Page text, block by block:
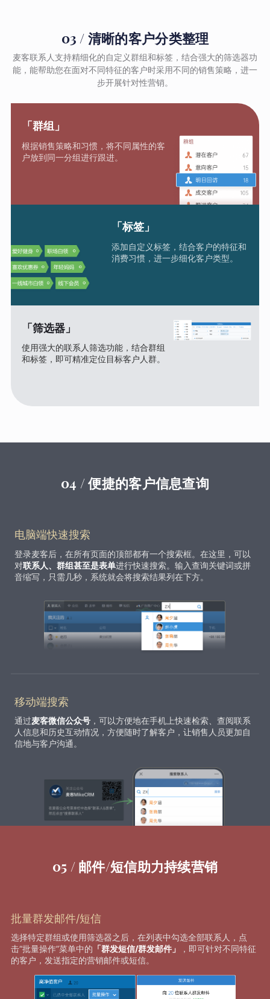
03 / 清晰的客户分类整理
麦客联系人支持精细化的自定义群组和标签，结合强大的筛选器功
能，能帮助您在面对不同特征的客户时采用不同的销售策略，进一
步开展针对性营销。
「群组」
根据销售策略和习惯，将不同属性的客
户放到同一分组进行跟进。
「标签」
添加自定义标签，结合客户的特征和
消费习惯，进一步细化客户类型。
「筛选器」
使用强大的联系人筛选功能，结合群组
和标签，即可精准定位目标客户人群。
04 / 便捷的客户信息查询
电脑端快速搜索
登录麦客后，在所有页面的顶部都有一个搜索框。在这里，可以
对联系人、群组甚至是表单进行快速搜索。输入查询关键词或拼
音缩写，只需几秒，系统就会将搜索结果列在下方。
移动端搜索
通过麦客微信公众号 ，可以方便地在手机上快速检索、查阅联系
人信息和历史互动情况，方便随时了解客户，让销售人员更加自
信地与客户沟通。
05 / 邮件/短信助力持续营销
批量群发邮件/短信
选择特定群组或使用筛选器之后，在列表中勾选全部联系人，点
击“批量操作”菜单中的 「群发短信/群发邮件」
，即可针对不同特征
的客户，发送指定的营销邮件或短信。